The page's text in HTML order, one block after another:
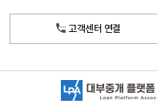
고객센터 연결